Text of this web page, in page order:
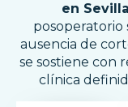
en Sevilla
posoperatorio
ausencia de
se sostiene con
clínica